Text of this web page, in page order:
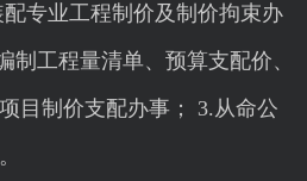
专业工程制价及制价拘束办
制工程量清单、预算支配价、
目制价支配办事； 3.从命公